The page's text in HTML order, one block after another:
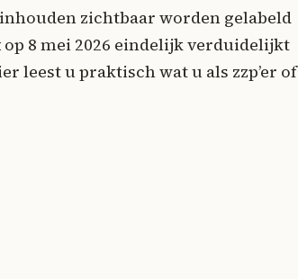
zichtbaar worden gelabeld
8 mei 2026 eindelijk verduidelijkt
leest u praktisch wat u als zzp’er of